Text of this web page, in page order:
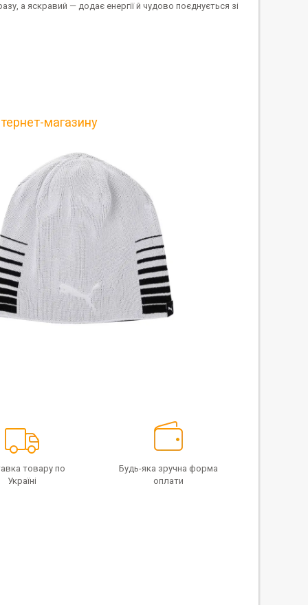
а яскравий — додає енергії й чудово поєднується зі
магазину
товару по
Україні
Будь-яка зручна форма
оплати